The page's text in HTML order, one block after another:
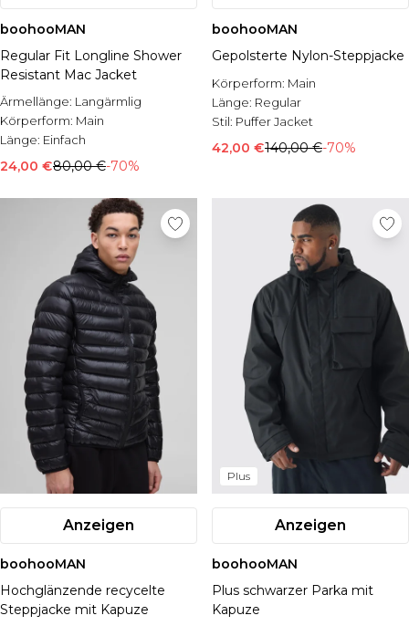
boohooMAN
Regular Fit Longline Shower
Resistant Mac Jacket
Ärmellänge: Langärmlig
Körperform: Main
Länge: Einfach
24,00 €80,00 €-70%
boohooMAN
Gepolsterte Nylon-Steppjacke
Körperform: Main
Länge: Regular
Stil: Puffer Jacket
42,00 €140,00 €-70%
Anzeigen
boohooMAN
Hochglänzende recycelte
Steppjacke mit Kapuze
Plus
Anzeigen
boohooMAN
Plus schwarzer Parka mit
Kapuze